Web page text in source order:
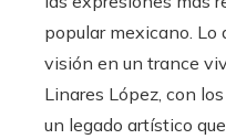
popular mexicano. Lo
visión en un trance
Linares López, con
un legado artístico